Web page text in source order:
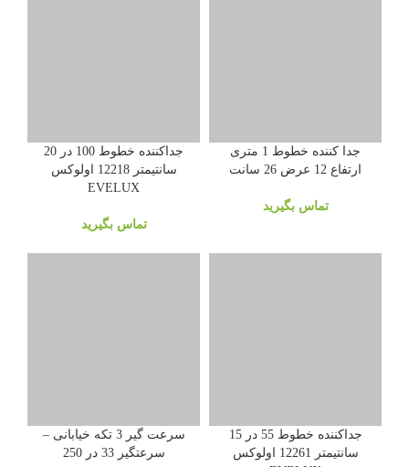
جدا کننده خطوط 1 متری
ارتفاع 12 عرض 26 سانت
تماس بگیرید
جداکننده خطوط 100 در 20
سانتیمتر 12218 اولوکس
EVELUX
تماس بگیرید
جداکننده خطوط 55 در 15
سانتیمتر 12261 اولوکس
سرعت گیر 3 تکه خیابانی –
سرعتگیر 33 در 250